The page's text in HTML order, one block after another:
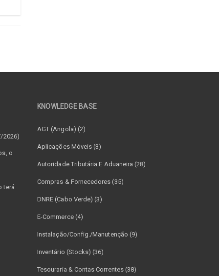
2026)
o
terá
KNOWLEDGE BASE
AGT (Angola) (2)
Aplicações Móveis (3)
Autoridade Tributária E Aduaneira (28)
Compras & Fornecedores (35)
DNRE (Cabo Verde) (3)
E-Commerce (4)
Instalação/Config./Manutenção (9)
Inventário (Stocks) (36)
Tesouraria & Contas Correntes (38)